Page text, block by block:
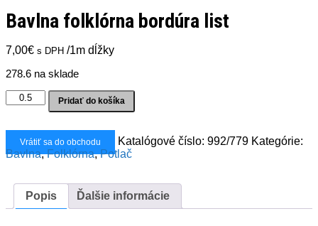
Bavlna folklórna bordúra list
7,00€ s DPH /1m dĺžky
278.6 na sklade
množstvo
Bavlna
bordúra
list
Pridať do košíka
Vrátiť sa do obchodu Katalógové číslo: 992/779 Kategórie:
Bavlna,Folklórna,Potlač
Popis Ďalšie informácie